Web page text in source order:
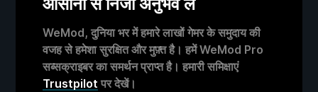
आसानी से निजी अनुभव लें
WeMod, दुनिया भर में हमारे लाखों गेमर के समुदाय की
वजह से हमेशा सुरक्षित और मुफ़्त है। हमें WeMod Pro
सब्सक्राइबर का समर्थन प्राप्त है। हमारी समिक्षाएं
Trustpilot पर देखें।